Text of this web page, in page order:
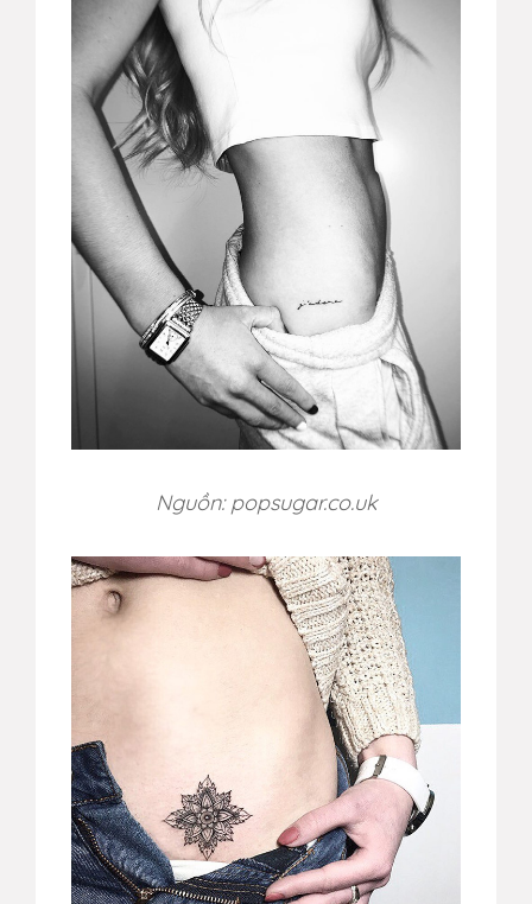
Nguồn: popsugar.co.uk